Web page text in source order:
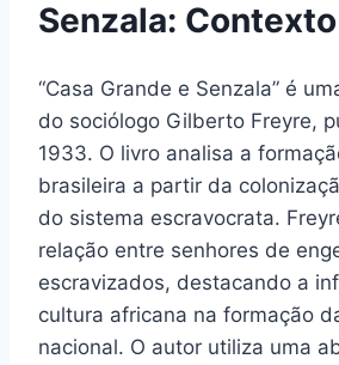
Senzala:
“Casa Grande e Senzala” é
do sociólogo Gilberto Freyre,
1933. O livro analisa a
brasileira a partir da
do sistema escravocrata.
relação entre senhores de
escravizados, destacando a
cultura africana na formação
nacional. O autor utiliza uma